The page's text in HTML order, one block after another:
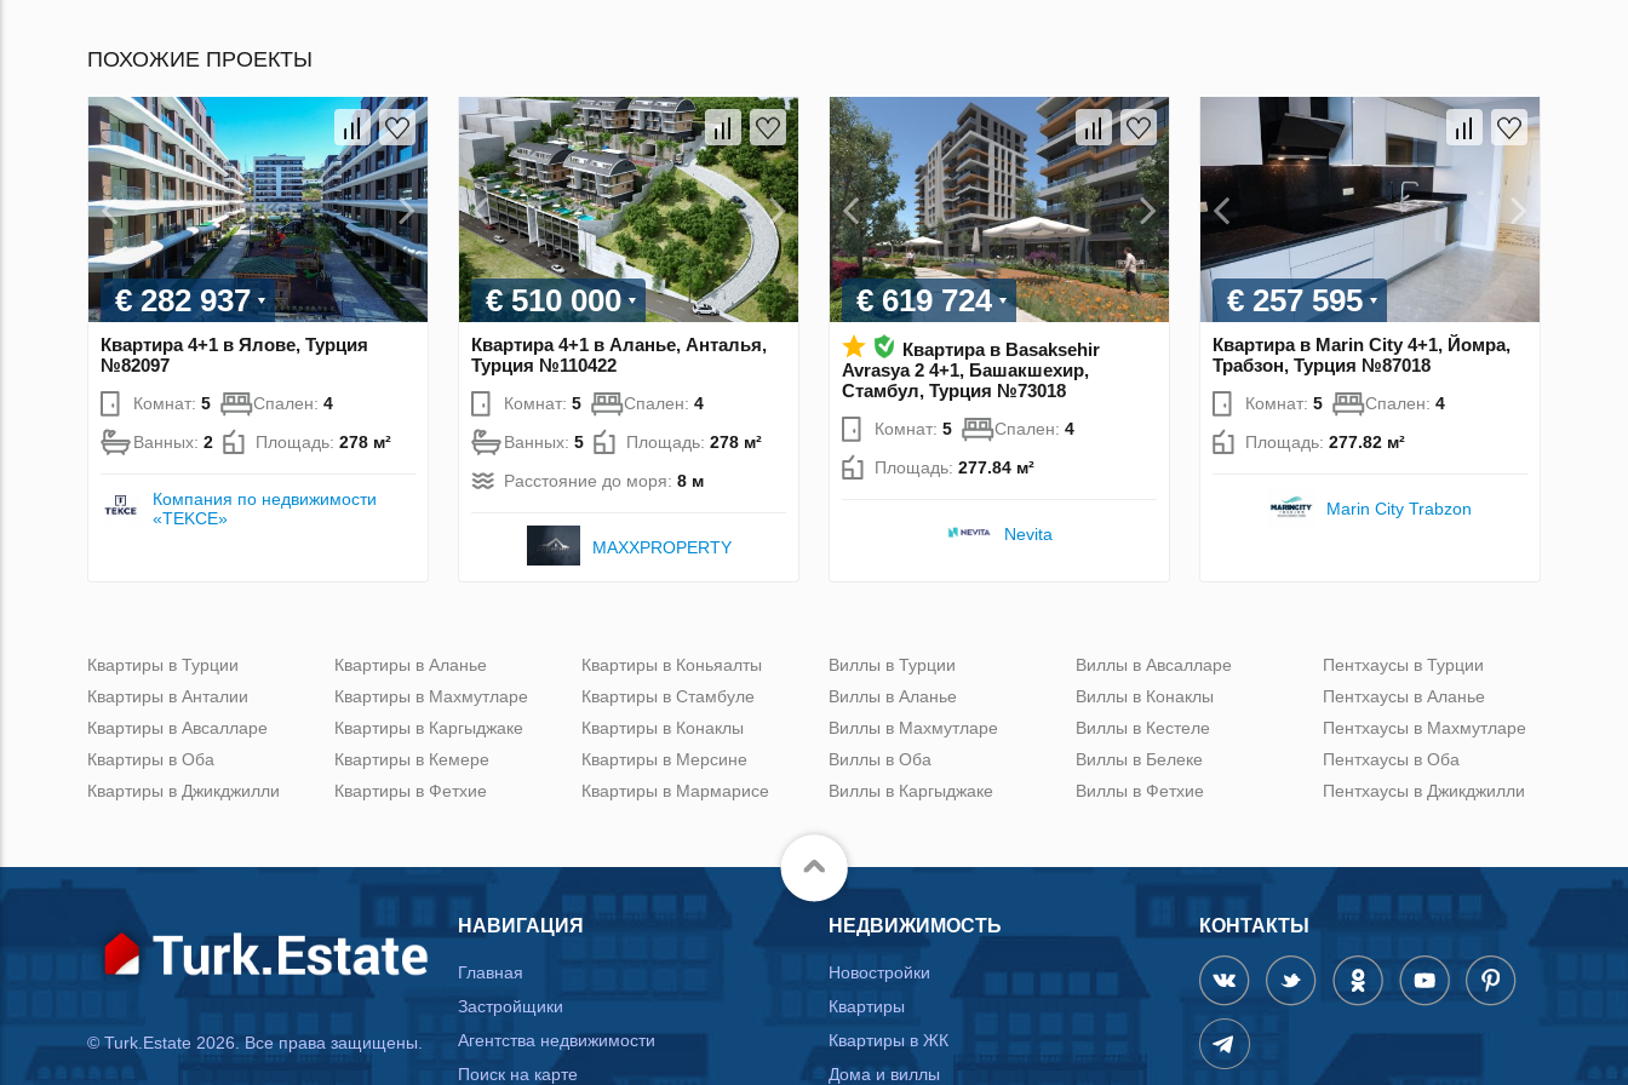
ПОХОЖИЕ ПРОЕКТЫ
€ 282 937
Квартира 4+1 в Ялове, Турция
№82097
Комнат: 5 Спален: 4
Ванных: 2 Площадь: 278 м²
Компания по недвижимости
«TEKCE»
€ 510 000
Квартира 4+1 в Аланье, Анталья,
Турция №110422
Комнат: 5 Спален: 4
Ванных: 5 Площадь: 278 м²
Расстояние до моря: 8 м
MAXXPROPERTY
€ 619 724
Квартира в Basaksehir
Avrasya 2 4+1, Башакшехир,
Стамбул, Турция №73018
Комнат: 5 Спален: 4
Площадь: 277.84 м²
Nevita
€ 257 595
Квартира в Marin City 4+1, Йомра,
Трабзон, Турция №87018
Комнат: 5 Спален: 4
Площадь: 277.82 м²
Marin City Trabzon
Квартиры в Турции
Квартиры в Анталии
Квартиры в Авсалларе
Квартиры в Оба
Квартиры в Джикджилли
Квартиры в Аланье
Квартиры в Махмутларе
Квартиры в Каргыджаке
Квартиры в Кемере
Квартиры в Фетхие
Квартиры в Коньяалты
Квартиры в Стамбуле
Квартиры в Конаклы
Квартиры в Мерсине
Квартиры в Мармарисе
Виллы в Турции
Виллы в Аланье
Виллы в Махмутларе
Виллы в Оба
Виллы в Каргыджаке
Виллы в Авсалларе
Виллы в Конаклы
Виллы в Кестеле
Виллы в Белеке
Виллы в Фетхие
Пентхаусы в Турции
Пентхаусы в Аланье
Пентхаусы в Махмутларе
Пентхаусы в Оба
Пентхаусы в Джикджилли
© Turk.Estate 2026. Все права защищены.
НАВИГАЦИЯ
Главная
Застройщики
Агентства недвижимости
Поиск на карте
НЕДВИЖИМОСТЬ
Новостройки
Квартиры
Квартиры в ЖК
Дома и виллы
КОНТАКТЫ